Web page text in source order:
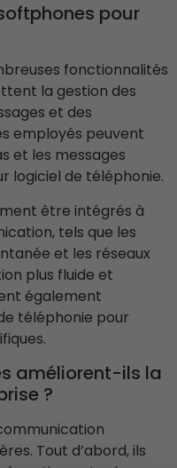
pour
fonctionnalités
la gestion des
et des
employés peuvent
et les messages
logiciel de téléphonie.
être intégrés à
tels que les
et les réseaux
plus fluide et
également
téléphonie pour
améliorent-ils la
?
Tout d’abord, ils